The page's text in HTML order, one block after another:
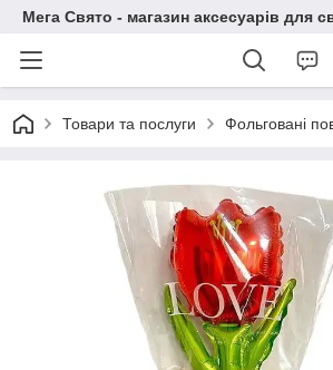
Мега Свято - магазин аксесуарів для
Товари та послуги Фольговані